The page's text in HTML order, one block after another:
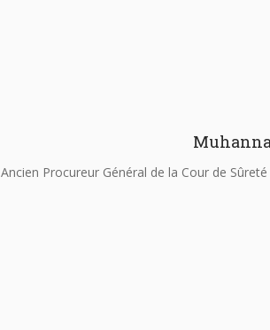
Ancien Procureur Général de la Cour de